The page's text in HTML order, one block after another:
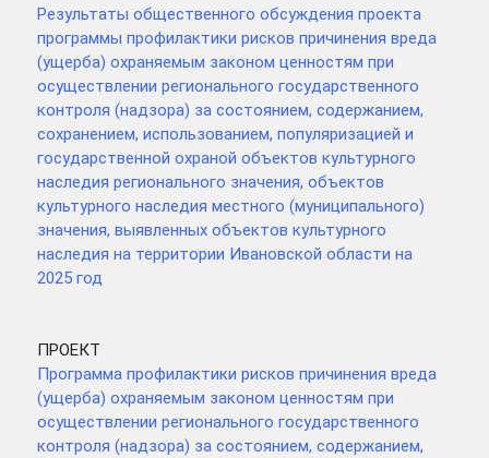
Результаты общественного обсуждения проекта
программы профилактики рисков причинения вреда
(ущерба) охраняемым законом ценностям при
осуществлении регионального государственного
контроля (надзора) за состоянием, содержанием,
сохранением, использованием, популяризацией и
государственной охраной объектов культурного
наследия регионального значения, объектов
культурного наследия местного (муниципального)
значения, выявленных объектов культурного
наследия на территории Ивановской области на
2025 год
ПРОЕКТ
Программа профилактики рисков причинения вреда
(ущерба) охраняемым законом ценностям при
осуществлении регионального государственного
контроля (надзора) за состоянием, содержанием,